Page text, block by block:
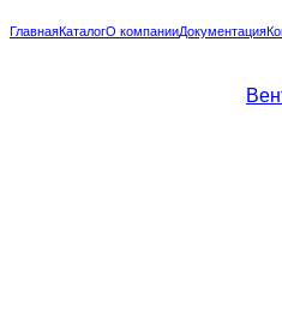
ГлавнаяКаталогО компанииДокументация